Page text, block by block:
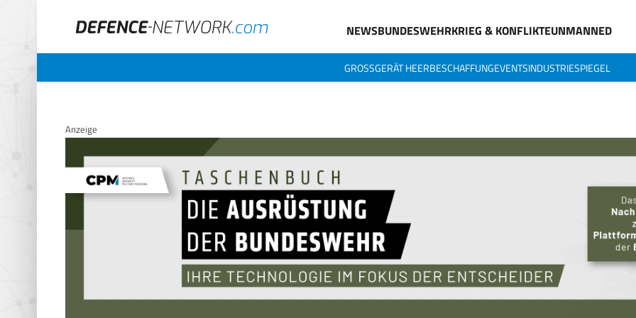
NEWSBUNDESWEHRKRIEG & KONFLIKTEUNMANNED
GROSSGERÄT HEERBESCHAFFUNGEVENTSINDUSTRIESPIEGEL
Anzeige